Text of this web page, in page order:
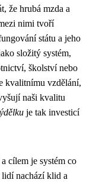
že hrubá mzda a
nimi tvoří
státu a jeho
složitý systém,
školství nebo
kvalitnímu vzdělání,
naši kvalitu
je tak investicí
cílem je systém co
nachází klid a